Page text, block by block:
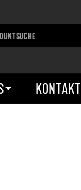
KONTAKT